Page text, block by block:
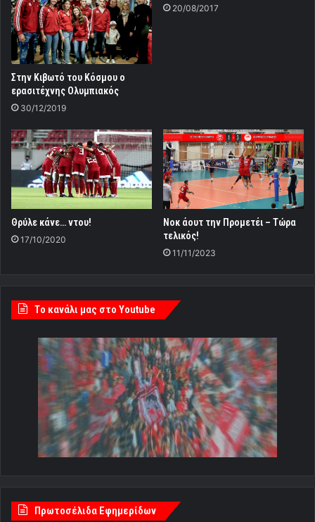
Στην Κιβωτό του Κόσμου ο
ερασιτέχνης Ολυμπιακός
30/12/2019
20/08/2017
Θρύλε κάνε… ντου!
17/10/2020
Νοκ άουτ την Προμετέι – Τώρα
τελικός!
11/11/2023
Tο κανάλι μας στο Youtube
Πρωτοσέλιδα Εφημερίδων